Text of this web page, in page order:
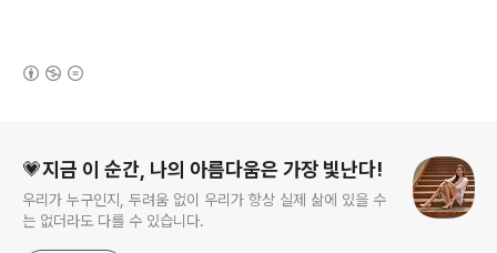
💗지금 이 순간, 나의 아름다움은 가장 빛난다!
우리가 누구인지, 두려움 없이 우리가 항상 실제 삶에 있을 수
는 없더라도 다를 수 있습니다.